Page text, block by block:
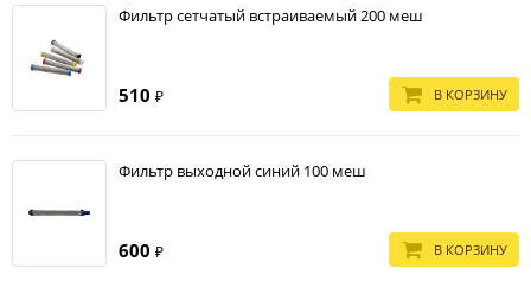
Фильтр сетчатый встраиваемый 200 меш
510 ₽ В КОРЗИНУ
Фильтр выходной синий 100 меш
600 ₽ В КОРЗИНУ